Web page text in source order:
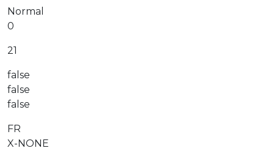
Normal
0
21
false
false
false
FR
X-NONE